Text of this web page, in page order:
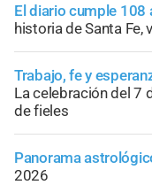
El diario cumple 108
historia de Santa
Trabajo, fe y
La celebración del 7
de fieles
Panorama
2026